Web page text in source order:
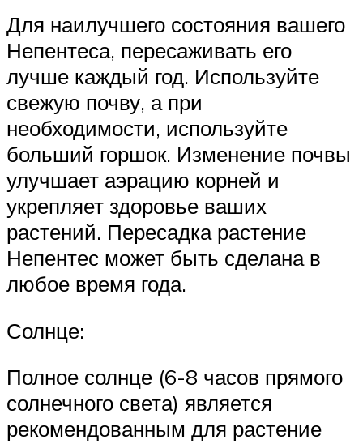
Для наилучшего состояния вашего
Непентеса, пересаживать его
лучше каждый год. Используйте
свежую почву, а при
необходимости, используйте
больший горшок. Изменение почвы
улучшает аэрацию корней и
укрепляет здоровье ваших
растений. Пересадка растение
Непентес может быть сделана в
любое время года.
Солнце:
Полное солнце (6-8 часов прямого
солнечного света) является
рекомендованным для растение